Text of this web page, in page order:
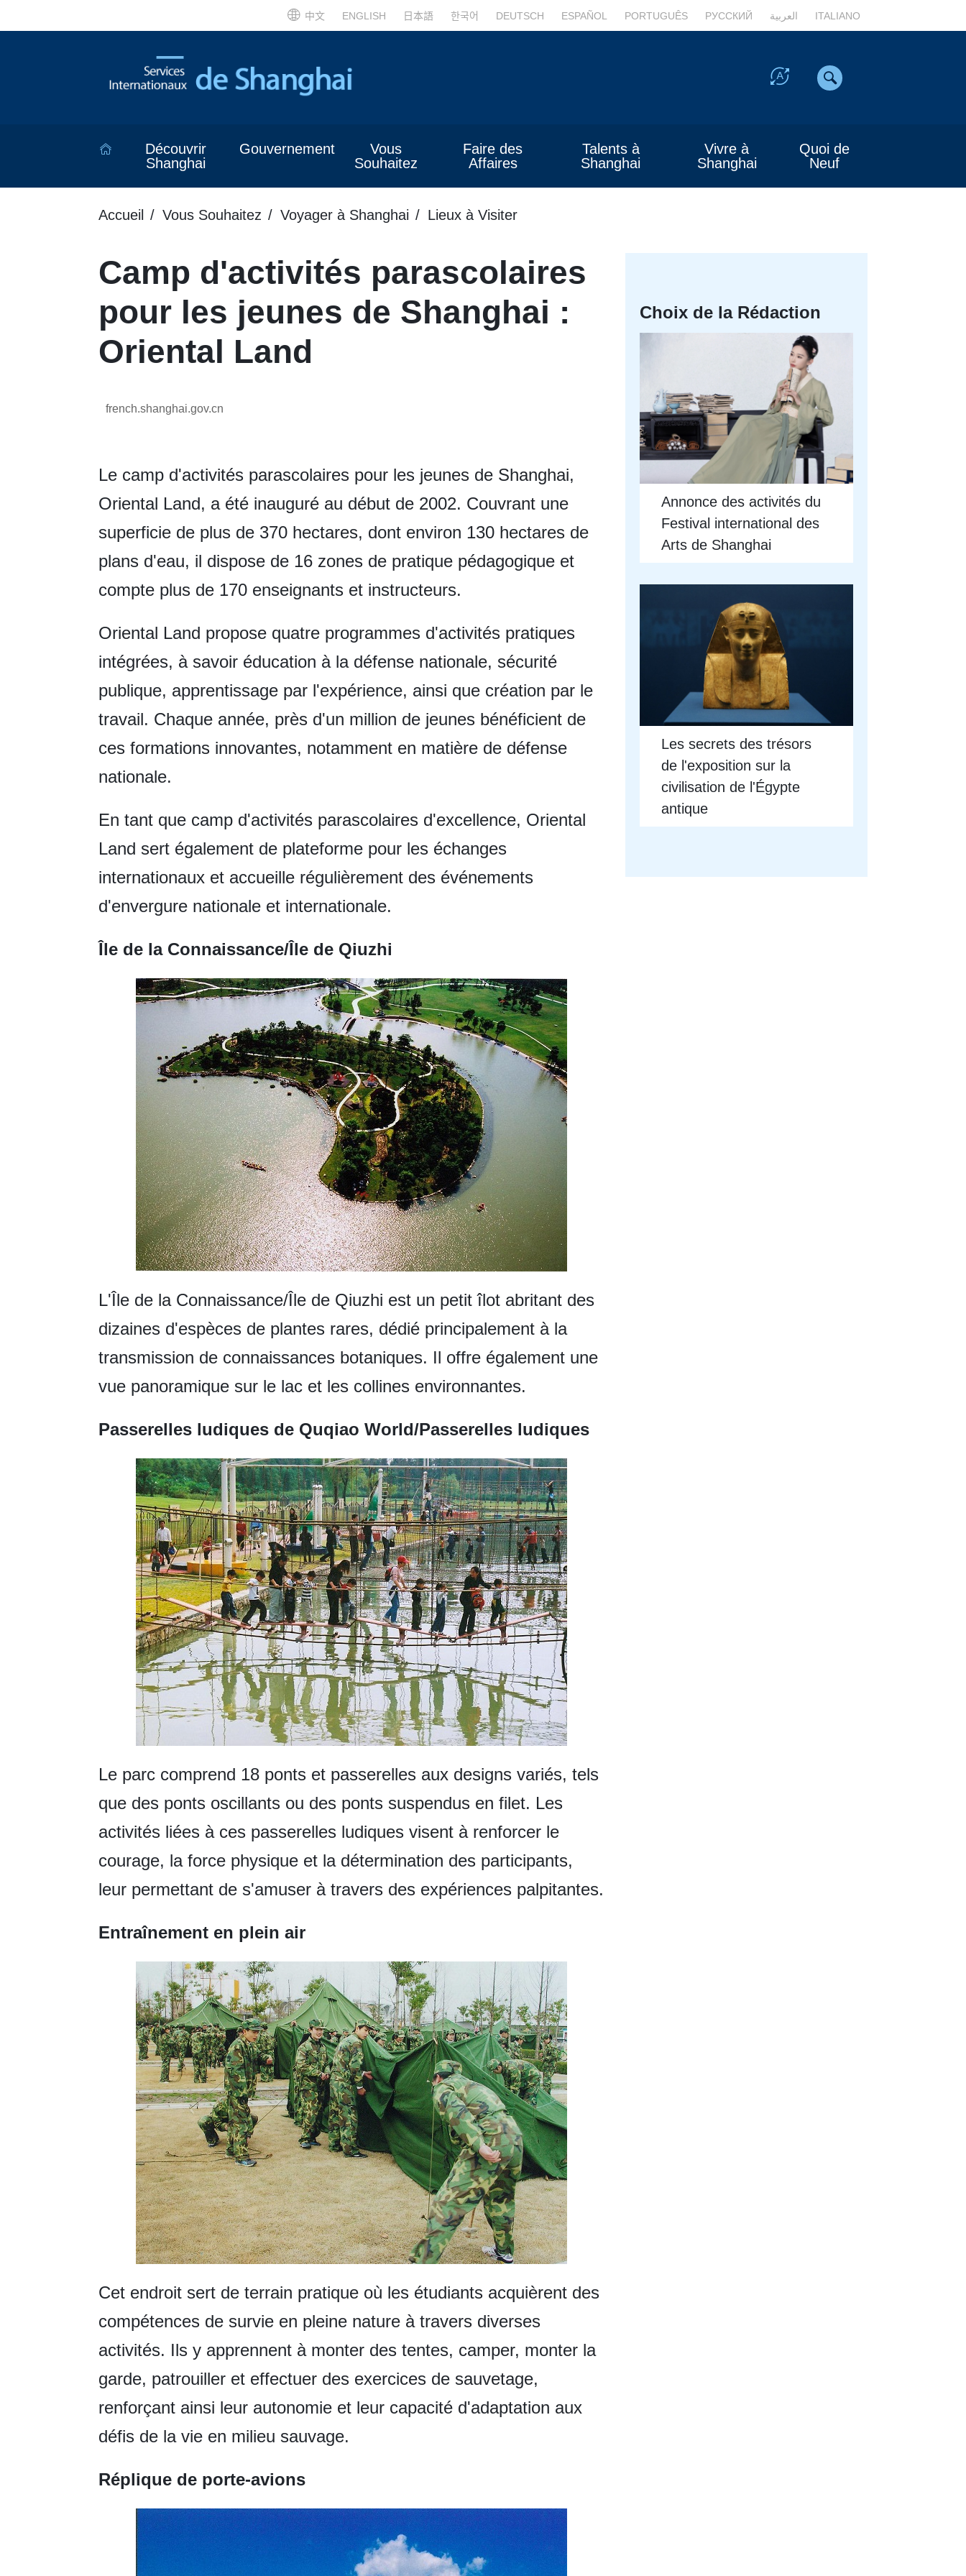
中文 ENGLISH 日本語 한국어 DEUTSCH ESPAÑOL PORTUGUÊS РУССКИЙ العربية ITALIANO
Découvrir
Shanghai
Gouvernement
Vous
Souhaitez
Faire des
Affaires
Talents à
Shanghai
Vivre à
Shanghai
Quoi de
Neuf
Accueil Vous Souhaitez Voyager à Shanghai Lieux à Visiter
Camp d'activités parascolaires
pour les jeunes de Shanghai :
Oriental Land
french.shanghai.gov.cn
Le camp d'activités parascolaires pour les jeunes de Shanghai,
Oriental Land, a été inauguré au début de 2002. Couvrant une
superficie de plus de 370 hectares, dont environ 130 hectares de
plans d'eau, il dispose de 16 zones de pratique pédagogique et
compte plus de 170 enseignants et instructeurs.
Oriental Land propose quatre programmes d'activités pratiques
intégrées, à savoir éducation à la défense nationale, sécurité
publique, apprentissage par l'expérience, ainsi que création par le
travail. Chaque année, près d'un million de jeunes bénéficient de
ces formations innovantes, notamment en matière de défense
nationale.
En tant que camp d'activités parascolaires d'excellence, Oriental
Land sert également de plateforme pour les échanges
internationaux et accueille régulièrement des événements
d'envergure nationale et internationale.
Île de la Connaissance/Île de Qiuzhi
L'Île de la Connaissance/Île de Qiuzhi est un petit îlot abritant des
dizaines d'espèces de plantes rares, dédié principalement à la
transmission de connaissances botaniques. Il offre également une
vue panoramique sur le lac et les collines environnantes.
Passerelles ludiques de Quqiao World/Passerelles ludiques
Le parc comprend 18 ponts et passerelles aux designs variés, tels
que des ponts oscillants ou des ponts suspendus en filet. Les
activités liées à ces passerelles ludiques visent à renforcer le
courage, la force physique et la détermination des participants,
leur permettant de s'amuser à travers des expériences palpitantes.
Entraînement en plein air
Cet endroit sert de terrain pratique où les étudiants acquièrent des
compétences de survie en pleine nature à travers diverses
activités. Ils y apprennent à monter des tentes, camper, monter la
garde, patrouiller et effectuer des exercices de sauvetage,
renforçant ainsi leur autonomie et leur capacité d'adaptation aux
défis de la vie en milieu sauvage.
Réplique de porte-avions
Choix de la Rédaction
Annonce des activités du
Festival international des
Arts de Shanghai
Les secrets des trésors
de l'exposition sur la
civilisation de l'Égypte
antique